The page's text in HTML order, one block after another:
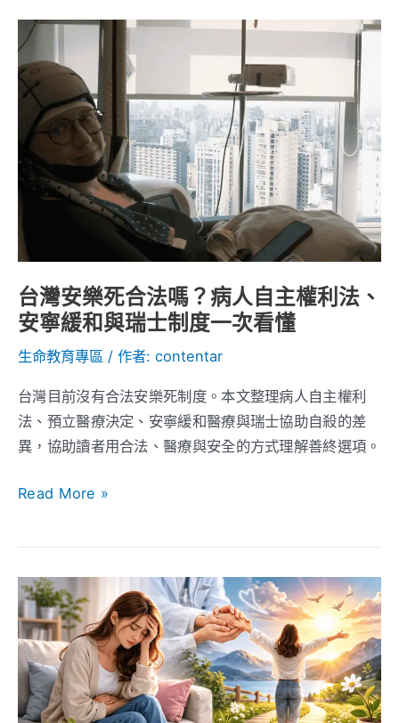
台灣安樂死合法嗎？病人自主權利法、
安寧緩和與瑞士制度一次看懂
生命教育專區 / 作者: contentar
台灣目前沒有合法安樂死制度。本文整理病人自主權利
法、預立醫療決定、安寧緩和醫療與瑞士協助自殺的差
異，協助讀者用合法、醫療與安全的方式理解善終選項。
台
灣
安
死
合
法
病
人
自
主
權
利
安
寧
緩
與
制
度
一
次
看
懂
Read More »
【25
歲
女
孩
選
擇